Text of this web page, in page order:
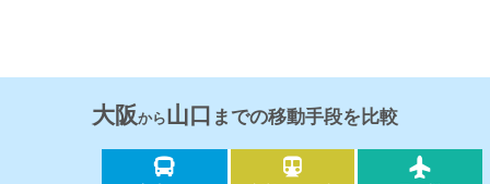
大阪から山口 までの移動手段を比較